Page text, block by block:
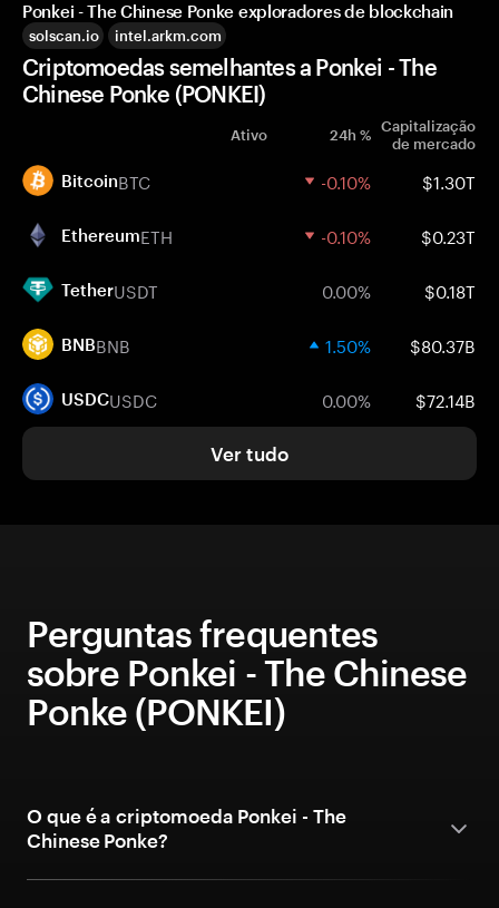
Ponkei - The Chinese Ponke exploradores de blockchain
solscan.io intel.arkm.com
Criptomoedas semelhantes a Ponkei - The
Chinese Ponke (PONKEI)
Ativo 24h % Capitalização
de mercado
BitcoinBTC -0.10% $1.30T
EthereumETH -0.10% $0.23T
TetherUSDT 0.00% $0.18T
BNBBNB 1.50% $80.37B
USDCUSDC 0.00% $72.14B
Ver tudo
Perguntas frequentes
sobre Ponkei - The Chinese
Ponke (PONKEI)
O que é a criptomoeda Ponkei - The
Chinese Ponke?